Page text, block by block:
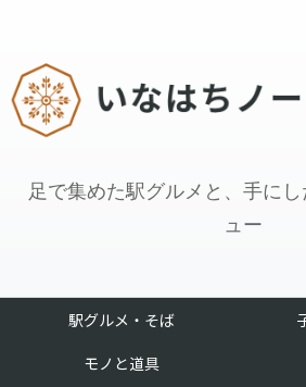
足で集めた駅グルメと、手に
ュー
駅グルメ・そば
モノと道具